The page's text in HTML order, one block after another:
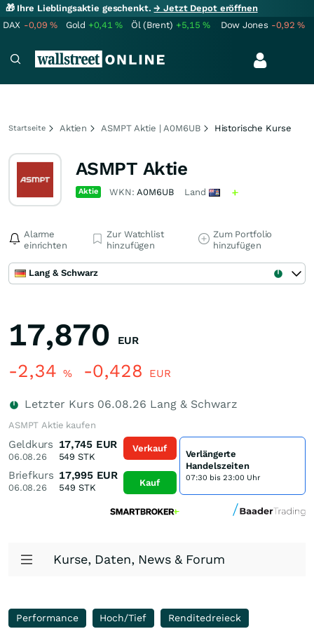
🎁 Ihre Lieblingsaktie geschenkt.→ Jetzt Depot eröffnen
DAX -0,09% Gold +0,41% Öl (Brent) +5,15% Dow Jones -0,92%
Startseite Aktien ASMPT Aktie | A0M6UB Historische Kurse
ASMPT Aktie
Aktie WKN:A0M6UB Land
Alarme
einrichten
Zur Watchlist
hinzufügen
Zum Portfolio
hinzufügen
Lang & Schwarz
17,870 EUR
-2,34 % -0,428 EUR
Letzter Kurs 06.08.26 Lang & Schwarz
ASMPT Aktie kaufen
Geldkurs
06.08.26
17,745 EUR
549 STK
Briefkurs
06.08.26
17,995 EUR
549 STK
Verkauf
Kauf
Verlängerte
Handelszeiten
07:30 bis 23:00 Uhr
Kurse, Daten, News & Forum
Performance Hoch/Tief
Renditedreieck